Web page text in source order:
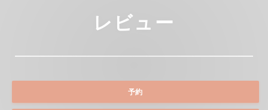
レビュー
予約